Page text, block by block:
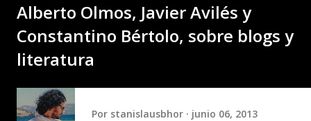
Alberto Olmos, Javier Avilés y
Constantino Bértolo, sobre blogs y
literatura
Por stanislausbhor junio 06, 2013